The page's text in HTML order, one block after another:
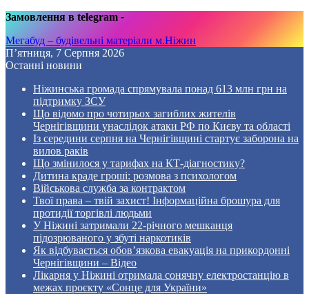
Замовлення в telegram -
Мегабуд – будівельні матеріали м.Ніжин
П’ятниця, 7 Серпня 2026
Останні новини
Ніжинська громада спрямувала понад 613 млн грн на
підтримку ЗСУ
Що відомо про чотирьох загиблих жителів
Чернігівщини унаслідок атаки РФ по Києву та області
Із середини серпня на Чернігівщині стартує заборона на
вилов раків
Що змінилося у тарифах на КТ-діагностику?
Дитина краде гроші: розмова з психологом
Військова служба за контрактом
Твої права – твій захист! Інформаційна брошура для
протидії торгівлі людьми
У Ніжині затримали 22-річного мешканця
підозрюваного у збуті наркотиків
Як відбувається обов’язкова евакуація на прикордонні
Чернігівщини – Відео
Лікарня у Ніжині отримала сонячну електростанцію в
межах проєкту «Сонце для України»